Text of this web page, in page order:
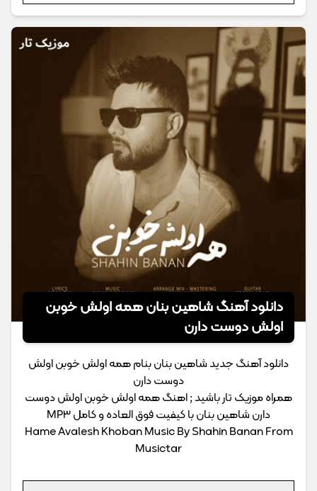
دانلود آهنگ شاهین بنان همه اولش خوبن
اولش دوست دارن
دانلود آهنگ جدید شاهین بنان بنام همه اولش خوبن اولش
دوست دارن
همراه موزیک تار باشید ; اهنگ همه اولش خوبن اولش دوست
دارن شاهین بنان با کیفیت فوق العاده و کامل MP3
Hame Avalesh Khoban Music By Shahin Banan From
Musictar